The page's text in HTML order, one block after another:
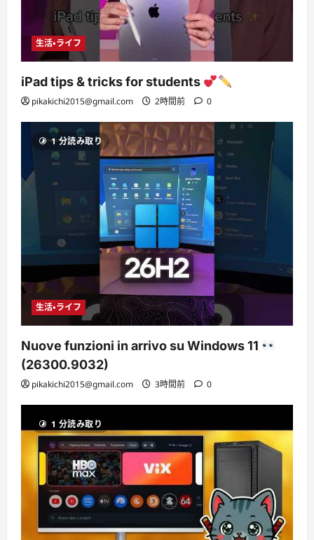
生活・ライフ
iPad tips & tricks for students
pikakichi2015@gmail.com 2時間前 0
1 分読み取り
生活・ライフ
Nuove funzioni in arrivo su Windows 11
(26300.9032)
pikakichi2015@gmail.com 3時間前 0
1 分読み取り